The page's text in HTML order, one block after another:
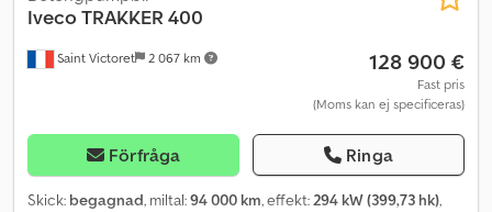
Saint Victoret 2 067 km
IvecoTRAKKER 400
128 900 €
Fast pris
(Moms kan ej specificeras)
Förfråga Ringa
Skick: begagnad, miltal:94 000 km, effekt:294 kW (399,73 hk),